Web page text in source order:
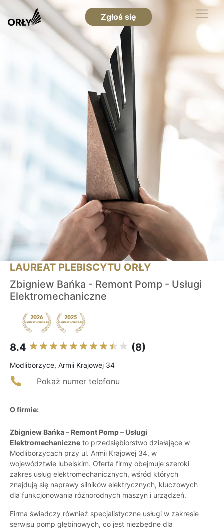
Zgłoś się
LAUREAT PLEBISCYTU ORŁY
Zbigniew Bańka - Remont Pomp - Usługi
Elektromechaniczne
8.4 (8)
Modliborzyce, Armii Krajowej 34
Pokaż numer telefonu
O firmie:
Zbigniew Bańka – Remont Pomp – Usługi
Elektromechaniczne to przedsiębiorstwo działające w
Modliborzycach przy ul. Armii Krajowej 34, w
województwie lubelskim. Oferta firmy obejmuje szeroki
zakres usług elektromechanicznych, wśród których
znajdują się naprawy silników elektrycznych, kluczowych
dla funkcjonowania różnorodnych maszyn i urządzeń.
Firma świadczy również specjalistyczne usługi w zakresie
serwisu pomp głębinowych, co jest niezbędne dla